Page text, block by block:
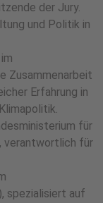
der Jury.
und Politik in
Zusammenarbeit
Erfahrung in
für
verantwortlich für
spezialisiert auf